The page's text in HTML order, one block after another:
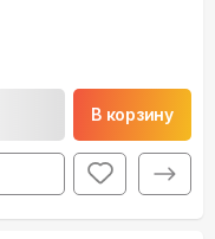
В корзину